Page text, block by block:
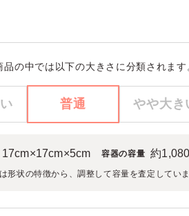
の中では以下の大きさに分類されます
普通 やや大き
17cm×17cm×5cm 容器の容量 約
形状の特徴から、調整して容量を査定していま